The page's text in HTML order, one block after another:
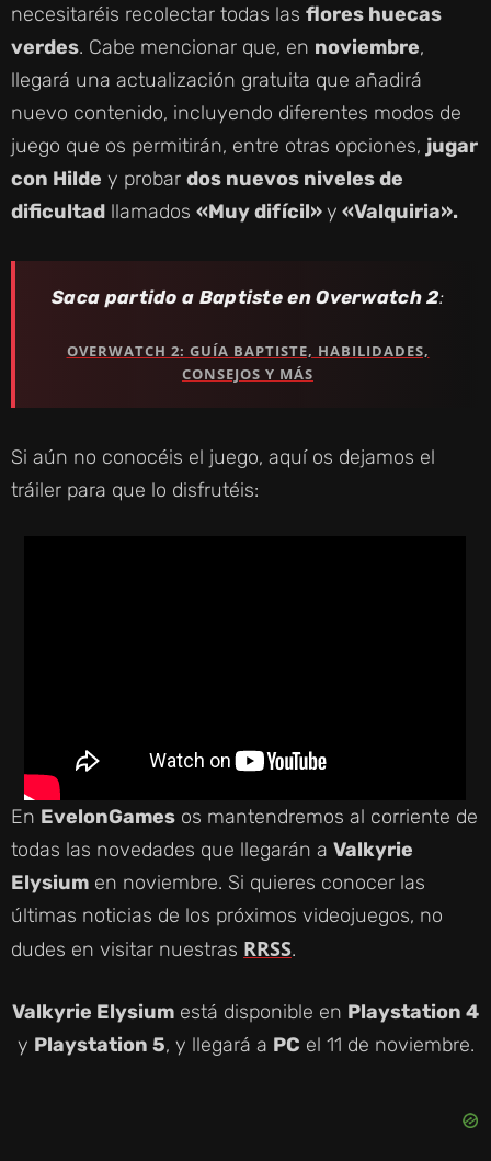
necesitaréis recolectar todas las flores huecas
verdes. Cabe mencionar que, en noviembre,
llegará una actualización gratuita que añadirá
nuevo contenido, incluyendo diferentes modos de
juego que os permitirán, entre otras opciones, jugar
con Hilde y probar dos nuevos niveles de
dificultad llamados «Muy difícil»y «Valquiria».
Saca partido a Baptiste en Overwatch 2:
OVERWATCH 2: GUÍA BAPTISTE, HABILIDADES,
CONSEJOS Y MÁS
Si aún no conocéis el juego, aquí os dejamos el
tráiler para que lo disfrutéis:
En EvelonGames os mantendremos al corriente de
todas las novedades que llegarán a Valkyrie
Elysium en noviembre. Si quieres conocer las
últimas noticias de los próximos videojuegos, no
dudes en visitar nuestras RRSS.
Valkyrie Elysium está disponible en Playstation 4
y Playstation 5, y llegará a PC el 11 de noviembre.